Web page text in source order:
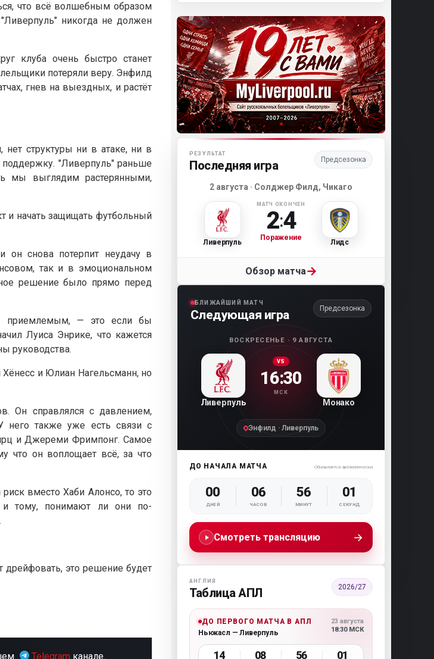
что всё волшебным образом
никогда не должен
клуба очень быстро станет
потеряли веру. Энфилд
гнев на выездных, и растёт
нет структуры ни в атаке, ни в
поддержку. "Ливерпуль" раньше
мы выглядим растерянными,
и начать защищать футбольный
он снова потерпит неудачу в
так и в эмоциональном
решение было прямо перед
приемлемым, — это если бы
Луиса Энрике, что кажется
руководства.
и Юлиан Нагельсманн, но
Он справлялся с давлением,
него также уже есть связи с
и Джереми Фримпонг. Самое
что он воплощает всё, за что
вместо Хаби Алонсо, то это
тому, понимают ли они по-
дрейфовать, это решение будет
Telegramканале.
Матч-центр «Ливерпуля»
РЕЗУЛЬТАТ
Последняя игра Предсезонка
2 августа · Солджер Филд, Чикаго
Ливерпуль
МАТЧ ОКОНЧЕН
2:4
Поражение
Лидс
Обзор матча→
БЛИЖАЙШИЙ МАТЧ
Следующая игра Предсезонка
ВОСКРЕСЕНЬЕ · 9 АВГУСТА
Ливерпуль
VS
16:30
МСК
Монако
Энфилд · Ливерпуль
ДО НАЧАЛА МАТЧА Обновляется автоматически
00
ДНЕЙ
06
ЧАСОВ
56
МИНУТ
00
СЕКУНД
Смотреть трансляцию →
АНГЛИЯ
Таблица АПЛ 2026/27
ДО ПЕРВОГО МАТЧА В АПЛ
Ньюкасл — Ливерпуль
23 августа
18:30 МСК
14 08 56 00